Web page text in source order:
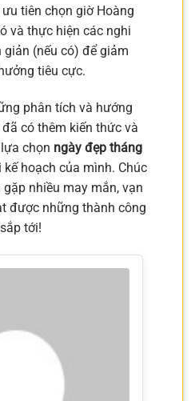
tiên chọn giờ Hoàng
và thực hiện các nghi
(nếu có) để giảm
tiêu cực.
phân tích và hướng
có thêm kiến thức và
chọn ngày đẹp tháng
kế hoạch của mình. Chúc
nhiều may mắn, vạn
được những thành công
tới!